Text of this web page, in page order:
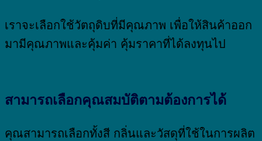
เราจะเลือกใช้วัตถุดิบที่มีคุณภาพ เพื่อให้สินค้าออก
มามีคุณภาพและคุ้มค่า คุ้มราคาที่ได้ลงทุนไป
สามารถเลือกคุณสมบัติตามต้องการได้
คุณสามารถเลือกทั้งสี กลิ่นและวัสดุที่ใช้ในการผลิต